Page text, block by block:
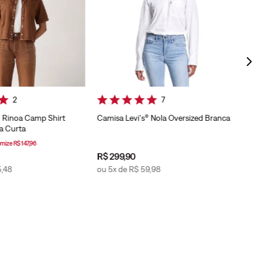
2
Rinoa Camp Shirt
Curta
R$147,96
,48
7
Camisa Levi's® Nola Oversized Branca
R$299,90
ou 5x deR$ 59,98